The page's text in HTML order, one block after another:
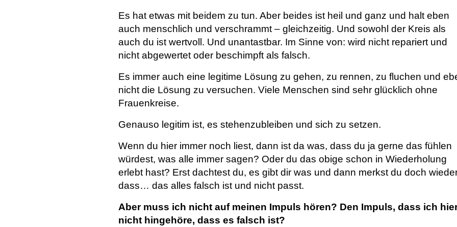
Es hat etwas mit beidem zu tun. Aber beides ist heil und ganz und halt eben
auch menschlich und verschrammt – gleichzeitig. Und sowohl der Kreis als
auch du ist wertvoll. Und unantastbar. Im Sinne von: wird nicht repariert und
nicht abgewertet oder beschimpft als falsch.
Es immer auch eine legitime Lösung zu gehen, zu rennen, zu fluchen und
nicht die Lösung zu versuchen. Viele Menschen sind sehr glücklich ohne
Frauenkreise.
Genauso legitim ist, es stehenzubleiben und sich zu setzen.
Wenn du hier immer noch liest, dann ist da was, dass du ja gerne das fühlen
würdest, was alle immer sagen? Oder du das obige schon in Wiederholung
erlebt hast? Erst dachtest du, es gibt dir was und dann merkst du doch
dass… das alles falsch ist und nicht passt.
Aber muss ich nicht auf meinen Impuls hören? Den Impuls, dass ich
nicht hingehöre, dass es falsch ist?